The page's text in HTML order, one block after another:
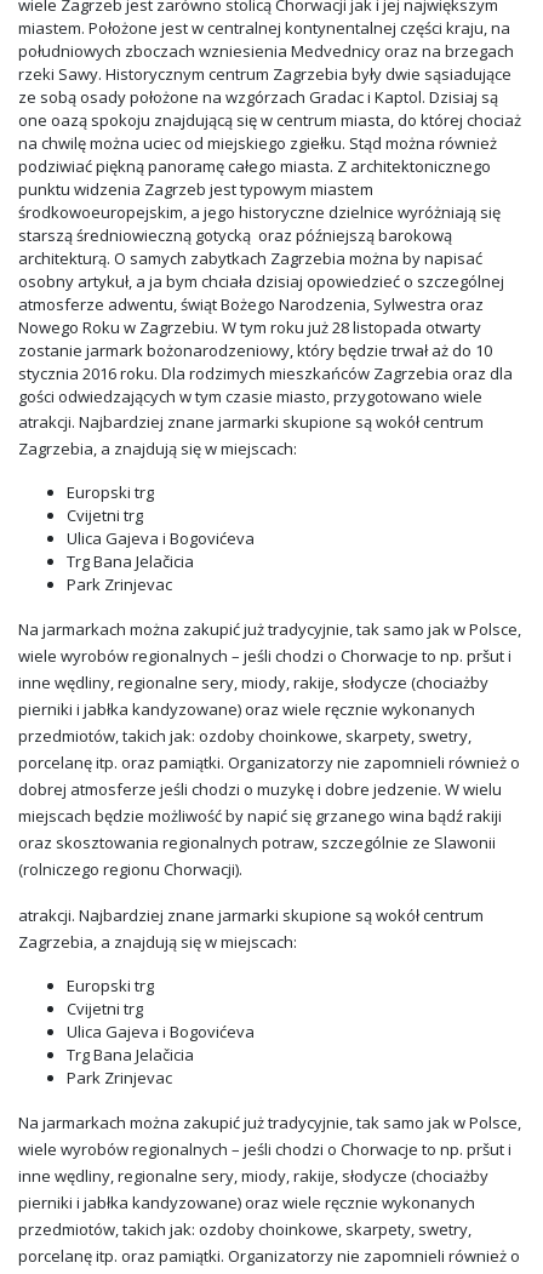
wiele Zagrzeb jest zarówno stolicą Chorwacji jak i jej największym
miastem. Położone jest w centralnej kontynentalnej części kraju, na
południowych zboczach wzniesienia Medvednicy oraz na brzegach
rzeki Sawy. Historycznym centrum Zagrzebia były dwie sąsiadujące
ze sobą osady położone na wzgórzach Gradac i Kaptol. Dzisiaj są
one oazą spokoju znajdującą się w centrum miasta, do której chociaż
na chwilę można uciec od miejskiego zgiełku. Stąd można również
podziwiać piękną panoramę całego miasta. Z architektonicznego
punktu widzenia Zagrzeb jest typowym miastem
środkowoeuropejskim, a jego historyczne dzielnice wyróżniają się
starszą średniowieczną gotycką oraz późniejszą barokową
architekturą. O samych zabytkach Zagrzebia można by napisać
osobny artykuł, a ja bym chciała dzisiaj opowiedzieć o szczególnej
atmosferze adwentu, świąt Bożego Narodzenia, Sylwestra oraz
Nowego Roku w Zagrzebiu. W tym roku już 28 listopada otwarty
zostanie jarmark bożonarodzeniowy, który będzie trwał aż do 10
stycznia 2016 roku. Dla rodzimych mieszkańców Zagrzebia oraz dla
gości odwiedzających w tym czasie miasto, przygotowano wiele
atrakcji. Najbardziej znane jarmarki skupione są wokół centrum
Zagrzebia, a znajdują się w miejscach:
Europski trg
Cvijetni trg
Ulica Gajeva i Bogovićeva
Trg Bana Jelačicia
Park Zrinjevac
Na jarmarkach można zakupić już tradycyjnie, tak samo jak w Polsce,
wiele wyrobów regionalnych – jeśli chodzi o Chorwacje to np. pršut i
inne wędliny, regionalne sery, miody, rakije, słodycze (chociażby
pierniki i jabłka kandyzowane) oraz wiele ręcznie wykonanych
przedmiotów, takich jak: ozdoby choinkowe, skarpety, swetry,
porcelanę itp. oraz pamiątki. Organizatorzy nie zapomnieli również o
dobrej atmosferze jeśli chodzi o muzykę i dobre jedzenie. W wielu
miejscach będzie możliwość by napić się grzanego wina bądź rakiji
oraz skosztowania regionalnych potraw, szczególnie ze Slawonii
(rolniczego regionu Chorwacji).
atrakcji. Najbardziej znane jarmarki skupione są wokół centrum
Zagrzebia, a znajdują się w miejscach:
Europski trg
Cvijetni trg
Ulica Gajeva i Bogovićeva
Trg Bana Jelačicia
Park Zrinjevac
Na jarmarkach można zakupić już tradycyjnie, tak samo jak w Polsce,
wiele wyrobów regionalnych – jeśli chodzi o Chorwacje to np. pršut i
inne wędliny, regionalne sery, miody, rakije, słodycze (chociażby
pierniki i jabłka kandyzowane) oraz wiele ręcznie wykonanych
przedmiotów, takich jak: ozdoby choinkowe, skarpety, swetry,
porcelanę itp. oraz pamiątki. Organizatorzy nie zapomnieli również o